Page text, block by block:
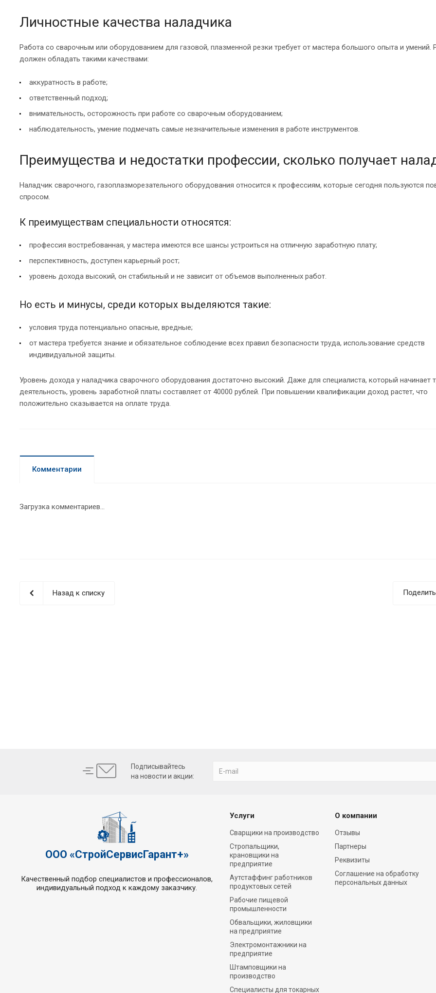
Личностные качества наладчика
Работа со сварочным или оборудованием для газовой, плазменной резки требует от мастера большого опыта и умений.
должен обладать такими качествами:
аккуратность в работе;
ответственный подход;
внимательность, осторожность при работе со сварочным оборудованием;
наблюдательность, умение подмечать самые незначительные изменения в работе инструментов.
Преимущества и недостатки профессии, сколько получает
Наладчик сварочного, газоплазморезательного оборудования относится к профессиям, которые сегодня пользуются
спросом.
К преимуществам специальности относятся:
профессия востребованная, у мастера имеются все шансы устроиться на отличную заработную плату;
перспективность, доступен карьерный рост;
уровень дохода высокий, он стабильный и не зависит от объемов выполненных работ.
Но есть и минусы, среди которых выделяются такие:
условия труда потенциально опасные, вредные;
от мастера требуется знание и обязательное соблюдение всех правил безопасности труда, использование средств
индивидуальной защиты.
Уровень дохода у наладчика сварочного оборудования достаточно высокий. Даже для специалиста, который начинает
деятельность, уровень заработной платы составляет от 40000 рублей. При повышении квалификации доход растет, что
положительно сказывается на оплате труда.
Комментарии
Загрузка комментариев...
Назад к списку
Подписывайтесь
на новости и акции:
ООО «СтройСервисГарант+»
Качественный подбор специалистов и профессионалов,
индивидуальный подход к каждому заказчику.
Услуги
Cварщики на производство
Стропальщики,
крановщики на
предприятие
Аутстаффинг работников
продуктовых сетей
Рабочие пищевой
промышленности
Обвальщики, жиловщики
на предприятие
Электромонтажники на
предприятие
Штамповщики на
производство
Специалисты для токарных
О компании
Отзывы
Партнеры
Реквизиты
Соглашение на обработку
персональных данных